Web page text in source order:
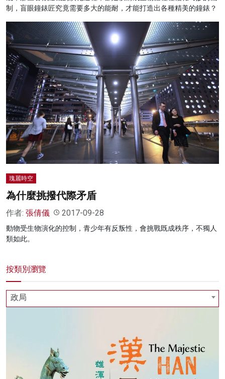
制，盲眼鐘錶匠究竟需要多大的能耐，才能打造出各種精美的鐘錶？
瑰麗時空
為什麼挑撥代際矛盾
作者: 張倩儀 2017-09-28
動物受生物演化的控制，青少年有反叛性，會挑戰既成秩序，不獨人
類如此。
按類別瀏覽
政局